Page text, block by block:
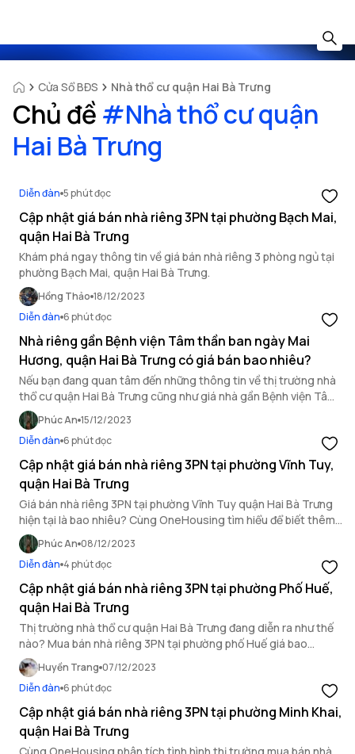
Cửa Sổ BĐS Nhà thổ cư quận Hai Bà Trưng
Chủ đề #Nhà thổ cư quận
Hai Bà Trưng
Diễn đàn 5 phút đọc
Cập nhật giá bán nhà riêng 3PN tại phường Bạch Mai,
quận Hai Bà Trưng
Khám phá ngay thông tin về giá bán nhà riêng 3 phòng ngủ tại
phường Bạch Mai, quận Hai Bà Trưng.
Hồng Thảo 18/12/2023
Diễn đàn 6 phút đọc
Nhà riêng gần Bệnh viện Tâm thần ban ngày Mai
Hương, quận Hai Bà Trưng có giá bán bao nhiêu?
Nếu bạn đang quan tâm đến những thông tin về thị trường nhà
thổ cư quận Hai Bà Trưng cũng như giá nhà gần Bệnh viện Tâm
thần ban ngày Mai Hương thì đừng bỏ qua bài viết sau.
Phúc An 15/12/2023
Diễn đàn 6 phút đọc
Cập nhật giá bán nhà riêng 3PN tại phường Vĩnh Tuy,
quận Hai Bà Trưng
Giá bán nhà riêng 3PN tại phường Vĩnh Tuy quận Hai Bà Trưng
hiện tại là bao nhiêu? Cùng OneHousing tìm hiểu để biết thêm
thông tin chi tiết.
Phúc An 08/12/2023
Diễn đàn 4 phút đọc
Cập nhật giá bán nhà riêng 3PN tại phường Phố Huế,
quận Hai Bà Trưng
Thị trường nhà thổ cư quận Hai Bà Trưng đang diễn ra như thế
nào? Mua bán nhà riêng 3PN tại phường phố Huế giá bao
nhiêu? Tìm hiểu qua bài viết sau của OneHousing!
Huyền Trang 07/12/2023
Diễn đàn 6 phút đọc
Cập nhật giá bán nhà riêng 3PN tại phường Minh Khai,
quận Hai Bà Trưng